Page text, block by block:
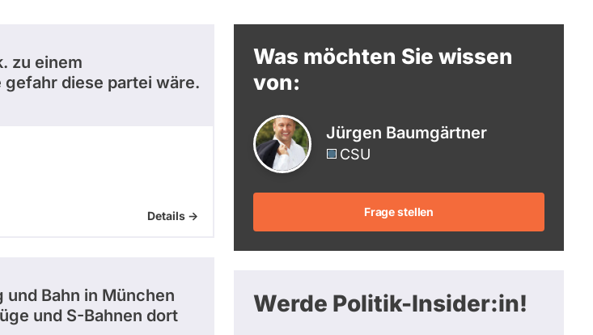
zu einem
diese partei wäre.
Details ->
Bahn in München
und S-Bahnen dort
Was möchten Sie wissen
von:
Jürgen Baumgärtner
CSU
Frage stellen
Werde Politik-Insider:in!